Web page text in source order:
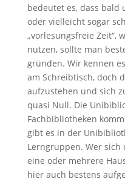
bedeutet es, dass bald
oder vielleicht sogar
„vorlesungsfreie Zeit“,
nutzen, sollte man
gründen. Wir kennen
am Schreibtisch, doch
aufzustehen und sich
quasi Null. Die
Fachbibliotheken
gibt es in der
Lerngruppen. Wer
eine oder mehrere
hier auch bestens